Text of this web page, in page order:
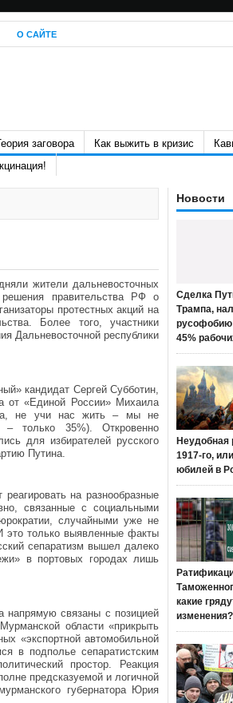
О САЙТЕ
заговора Как выжить в кризис
жители дальневосточных
решения правительства РФ о
протестных акций на
Более того, участники
Дальневосточной республики
кандидат Сергей Субботин,
от «Единой России» Михаила
не учи нас жить – мы не
– только 35%). Откровенно
для избирателей русского
Путина.
на разнообразные
связанные с социальными
случайными уже не
это только выявленные факты
сепаратизм вышел далеко
в портовых городах лишь
напрямую связаны с позицией
области «прикрыть
«экспортной автомобильной
в подполье сепаратистским
простор. Реакция
предсказуемой и логичной
губернатора Юрия
Новости
Сделка
Трампа,
русофобию
45%
Неудобная
1917-го,
юбилей в
какие
изменения?